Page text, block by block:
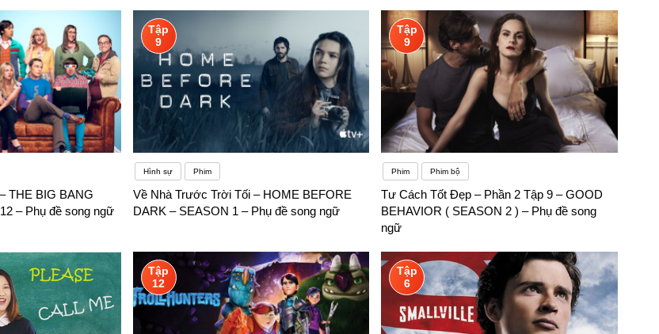
để nâng cao trình độ của bản thân. Một môi trường rèn luyện tiếng Anh hoàn hảo là nơi để bạn giao tiếp và học tập
nói tiếng Anh thì bạn có thể lập một nhóm học tập. Điều này sẽ giúp ích rất nhiều cho việc học ngoại ngữ của bạn
ngữ rất phổ biến trên thế giới, vì tính ứng dụng của nó rất cao trong đời sống của chúng ta. Có nhiều bạn nghĩ rằng tại
một ngành học khác và học thêm tiếng Anh ở các trung tâm
THE BIG BANG
– Phụ đề song ngữ
Tập
9
Hình sự Phim
Về Nhà Trước Trời Tối – HOME BEFORE
DARK – SEASON 1 – Phụ đề song ngữ
Tập
9
Phim Phim bộ
Tư Cách Tốt Đẹp – Phần 2 Tập 9 – GOOD
BEHAVIOR ( SEASON 2 ) – Phụ đề song
ngữ
Tập
12
Tập
6